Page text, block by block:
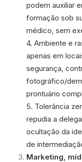
podem auxiliar
formação sob
médico, sem
4. Ambiente e
apenas em
segurança,
fotográfico/
prontuário
5. Tolerância
repudia a
ocultação da
de
Marketing,